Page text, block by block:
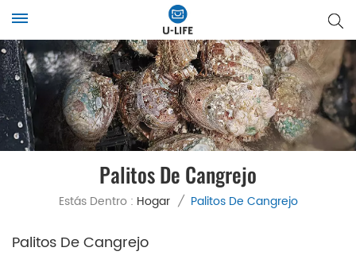
Palitos De Cangrejo
Estás Dentro : Hogar / Palitos De Cangrejo
Palitos De Cangrejo